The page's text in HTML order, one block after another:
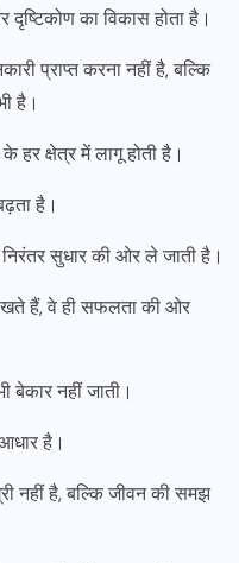
का विकास होता है।
प्राप्त करना नहीं है, बल्कि
है।
हर क्षेत्र में लागू होती है।
है।
सुधार की ओर ले जाती है।
हैं, वे ही सफलता की ओर
बेकार नहीं जाती।
है।
नहीं है, बल्कि जीवन की समझ